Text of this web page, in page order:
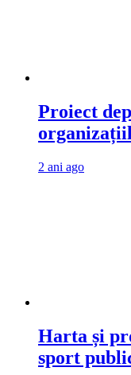
Proiect
2 ani ago
Harta și
sport